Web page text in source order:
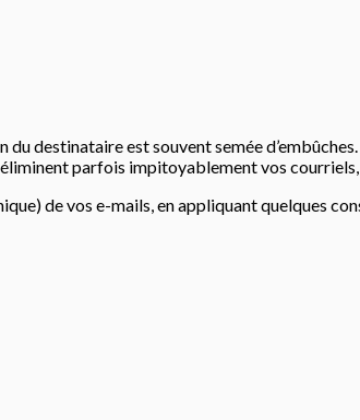
destinataire est souvent semée
parfois impitoyablement vos
de vos e-mails, en appliquant quelques